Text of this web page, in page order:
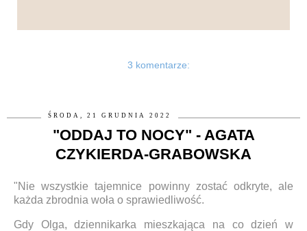
3 komentarze:
ŚRODA, 21 GRUDNIA 2022
"ODDAJ TO NOCY" - AGATA
CZYKIERDA-GRABOWSKA
"Nie wszystkie tajemnice powinny zostać odkryte, ale
każda zbrodnia woła o sprawiedliwość.
Gdy Olga, dziennikarka mieszkająca na co dzień w